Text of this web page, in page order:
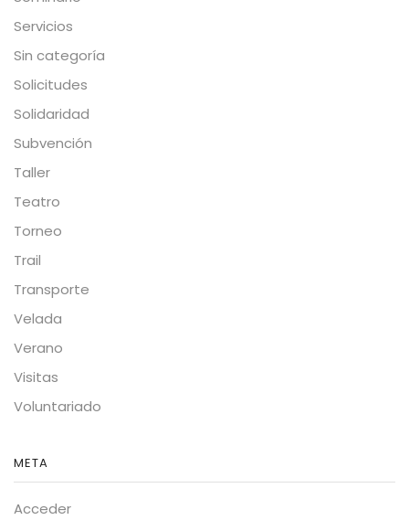
Servicios
Sin categoría
Solicitudes
Solidaridad
Subvención
Taller
Teatro
Torneo
Trail
Transporte
Velada
Verano
Visitas
Voluntariado
META
Acceder